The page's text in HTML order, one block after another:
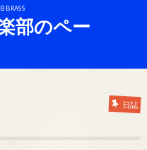
BRASS
部のペー
日誌